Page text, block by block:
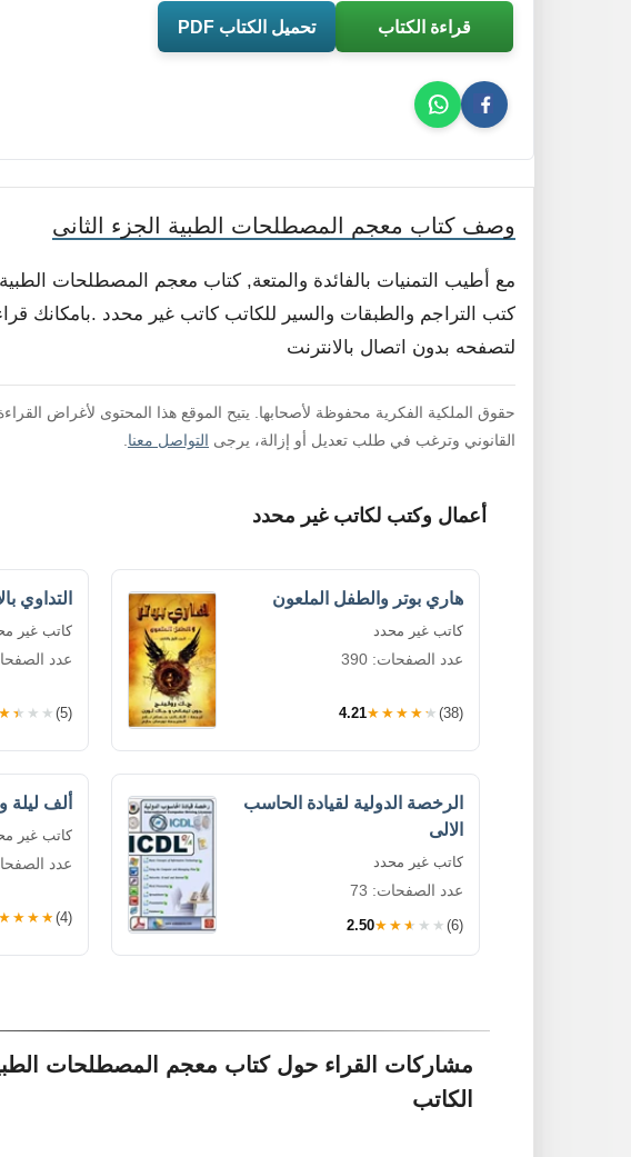
قراءة الكتاب تحميل الكتاب PDF
وصف كتاب معجم المصطلحات الطبية الجزء الثانى
مع أطيب التمنيات بالفائدة والمتعة, كتاب معجم المصطلحات
كتب التراجم والطبقات والسير للكاتب كاتب غير محدد .بامكانك
لتصفحه بدون اتصال بالانترنت
حقوق الملكية الفكرية محفوظة لأصحابها. يتيح الموقع هذا المحتوى لأغراض
القانوني وترغب في طلب تعديل أو إزالة، يرجى التواصل معنا
أعمال وكتب لكاتب غير محدد
هاري بوتر والطفل الملعون
كاتب غير محدد
عدد الصفحات: 390
4.21★★★★★ (38)
التداوي
كاتب غير
عدد الصفحات:
(5)
الرخصة الدولية لقيادة الحاسب
الالى
كاتب غير محدد
عدد الصفحات: 73
2.50★★★★★ (6)
ألف ليلة
كاتب غير
عدد الصفحات:
(4)
مشاركات القراء حول كتاب معجم المصطلحات
الكاتب